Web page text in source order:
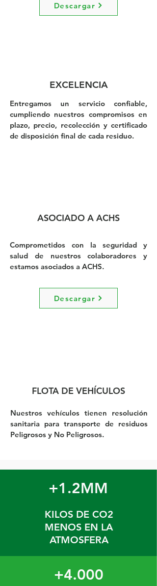
Descargar
EXCELENCIA
Entregamos un servicio confiable,
cumpliendo nuestros compromisos en
plazo, precio, recolección y certificado
de disposición final de cada residuo.
ASOCIADO A ACHS
Comprometidos con la seguridad y
salud de nuestros colaboradores y
estamos asociados a ACHS.
Descargar
FLOTA DE VEHÍCULOS
Nuestros vehículos tienen resolución
sanitaria para transporte de residuos
Peligrosos y No Peligrosos.
+1.2MM
KILOS DE CO2
MENOS EN LA
ATMOSFERA
+4.000